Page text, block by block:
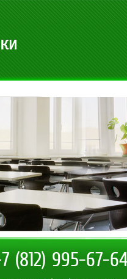
(812) 995-67-64